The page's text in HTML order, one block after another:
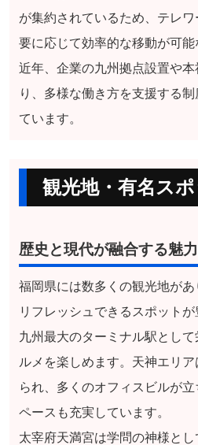
が集約されているため、テレ
要に応じて効率的な移動が可能
近年、企業の九州拠点設置や
り、多様な働き方を支援する
ています。
観光地・有名スポ
歴史と現代が融合する魅
福岡県には数多くの観光地が
リフレッシュできるスポット
九州最大のターミナル駅とし
ルメを楽しめます。天神エリ
られ、多くのオフィスビルが
ペースも充実しています。
太宰府天満宮は学問の神様と